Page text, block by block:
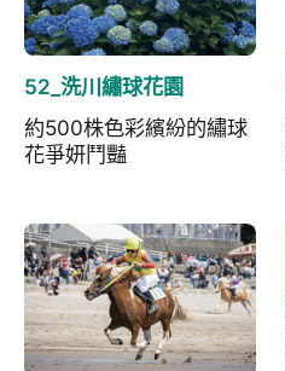
52_洗川繡球花園
約500株色彩繽紛的繡球
花爭妍鬥豔